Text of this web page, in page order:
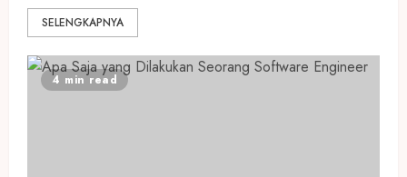
SELENGKAPNYA
4 min read